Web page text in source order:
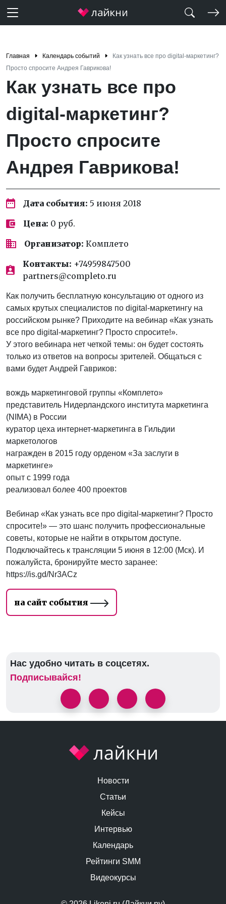
Главная Календарь событий
Как узнать все про digital-маркетинг?
Просто спросите Андрея Гаврикова!
Как узнать все про
digital-маркетинг?
Просто спросите
Андрея Гаврикова!
Дата события: 5 июня 2018
Цена: 0 руб.
Организатор: Комплето
Контакты: +74959847500
partners@completo.ru
Как получить бесплатную консультацию от одного из
самых крутых специалистов по digital-маркетингу на
российском рынке? Приходите на вебинар «Как узнать
все про digital-маркетинг? Просто спросите!».
У этого вебинара нет четкой темы: он будет состоять
только из ответов на вопросы зрителей. Общаться с
вами будет Андрей Гавриков:
вождь маркетинговой группы «Комплето»
представитель Нидерландского института маркетинга
(NIMA) в России
куратор цеха интернет-маркетинга в Гильдии
маркетологов
награжден в 2015 году орденом «За заслуги в
маркетинге»
опыт с 1999 года
реализовал более 400 проектов
Вебинар «Как узнать все про digital-маркетинг? Просто
спросите!» — это шанс получить профессиональные
советы, которые не найти в открытом доступе.
Подключайтесь к трансляции 5 июня в 12:00 (Мск). И
пожалуйста, бронируйте место заранее:
https://is.gd/Nr3ACz
на сайт события
Нас удобно читать в соцсетях.
Подписывайся!
Новости
Статьи
Кейсы
Интервью
Календарь
Рейтинги SMM
Видеокурсы